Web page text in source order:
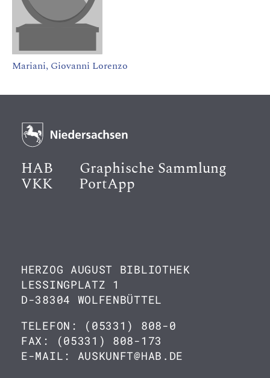
Mariani, Giovanni Lorenzo
HAB Graphische Sammlung
VKK PortApp
HERZOG AUGUST BIBLIOTHEK
LESSINGPLATZ 1
D-38304 WOLFENBÜTTEL
TELEFON: (05331) 808-0
FAX: (05331) 808-173
E-MAIL: AUSKUNFT@HAB.DE